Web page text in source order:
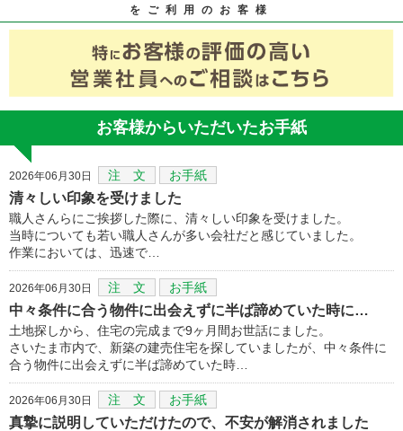
をご利用のお客様
お客様からいただいたお手紙
2026年06月30日 注 文 お手紙
清々しい印象を受けました
職人さんらにご挨拶した際に、清々しい印象を受けました。
当時についても若い職人さんが多い会社だと感じていました。
作業においては、迅速で…
2026年06月30日 注 文 お手紙
中々条件に合う物件に出会えずに半ば諦めていた時に…
土地探しから、住宅の完成まで9ヶ月間お世話にました。
さいたま市内で、新築の建売住宅を探していましたが、中々条件に
合う物件に出会えずに半ば諦めていた時…
2026年06月30日 注 文 お手紙
真摯に説明していただけたので、不安が解消されました